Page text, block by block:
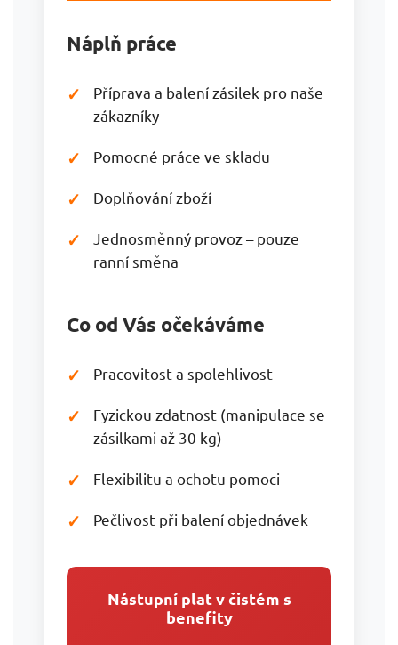
Náplň práce
Příprava a balení zásilek pro naše
zákazníky
Pomocné práce ve skladu
Doplňování zboží
Jednosměnný provoz – pouze
ranní směna
Co od Vás očekáváme
Pracovitost a spolehlivost
Fyzickou zdatnost (manipulace se
zásilkami až 30 kg)
Flexibilitu a ochotu pomoci
Pečlivost při balení objednávek
Nástupní plat v čistém s
benefity